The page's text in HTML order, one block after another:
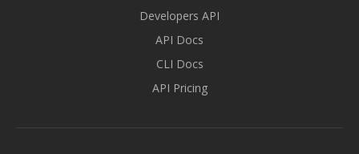
Developers API
API Docs
CLI Docs
API Pricing